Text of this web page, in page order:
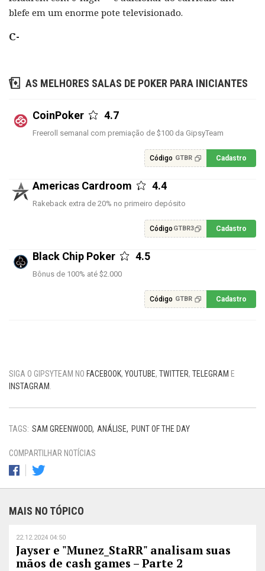
blefe em um enorme pote televisionado.
C-
AS MELHORES SALAS DE POKER PARA INICIANTES
CoinPoker 4.7
Freeroll semanal com premiação de $100 da GipsyTeam
Código GTBR Cadastro
Americas Cardroom 4.4
Rakeback extra de 20% no primeiro depósito
Código GTBR3 Cadastro
Black Chip Poker 4.5
Bônus de 100% até $2.000
Código GTBR Cadastro
SIGA O GIPSYTEAM NO FACEBOOK, YOUTUBE, TWITTER, TELEGRAM E
INSTAGRAM
TAGS: SAM GREENWOOD ANÁLISE PUNT OF THE DAY
COMPARTILHAR NOTÍCIAS
MAIS NO TÓPICO
22.12.2024 04:50
Jayser e "Munez_StaRR" analisam suas
mãos de cash games – Parte 2